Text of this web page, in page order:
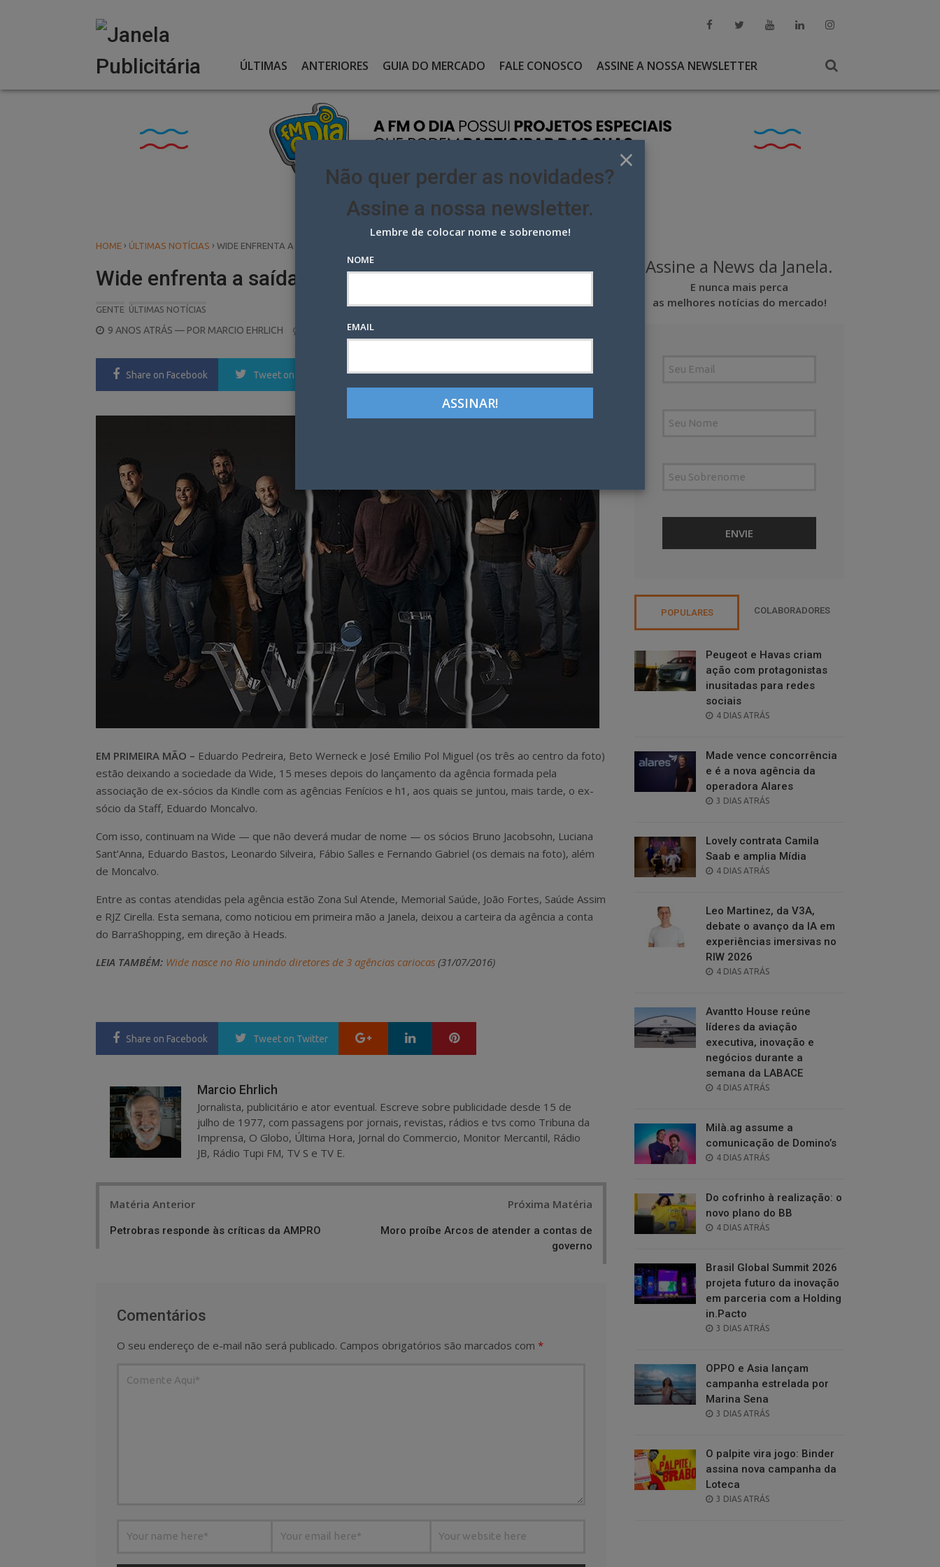
ÚLTIMAS ANTERIORES GUIA DO MERCADO FALE CONOSCO ASSINE A NOSSA NEWSLETTER
HOME › ÚLTIMAS NOTÍCIAS › WIDE ENFRENTA A SAÍDA DE TRÊS SÓCIOS
Wide enfrenta a saída de três sócios
GENTE ÚLTIMAS NOTÍCIAS
POSTED
9 ANOS ATRÁS — POR MARCIO EHRLICH
Share on Facebook Tweet on Twitter Google+ LinkedIn Pinterest
EM PRIMEIRA MÃO – Eduardo Pedreira, Beto Werneck e José Emilio Pol Miguel (os três ao centro da foto)
estão deixando a sociedade da Wide, 15 meses depois do lançamento da agência formada pela
associação de ex-sócios da Kindle com as agências Fenícios e h1, aos quais se juntou, mais tarde, o ex-
sócio da Staff, Eduardo Moncalvo.
Com isso, continuam na Wide — que não deverá mudar de nome — os sócios Bruno Jacobsohn, Luciana
Sant’Anna, Eduardo Bastos, Leonardo Silveira, Fábio Salles e Fernando Gabriel (os demais na foto), além
de Moncalvo.
Entre as contas atendidas pela agência estão Zona Sul Atende, Memorial Saúde, João Fortes, Saúde Assim
e RJZ Cirella. Esta semana, como noticiou em primeira mão a Janela, deixou a carteira da agência a conta
do BarraShopping, em direção à Heads.
LEIA TAMBÉM: Wide nasce no Rio unindo diretores de 3 agências cariocas (31/07/2016)
Share on Facebook Tweet on Twitter Google+ LinkedIn
Marcio Ehrlich
Jornalista, publicitário e ator eventual. Escreve sobre publicidade desde 15 de
julho de 1977, com passagens por jornais, revistas, rádios e tvs como Tribuna da
Imprensa, O Globo, Última Hora, Jornal do Commercio, Monitor Mercantil, Rádio
JB, Rádio Tupi FM, TV S e TV E.
Matéria Anterior
Petrobras responde às críticas da AMPRO
Próxima Matéria
Moro proíbe Arcos de atender a contas de
governo
Comentários
O seu endereço de e-mail não será publicado. Campos obrigatórios são marcados com *
Assine a News da Janela.
E nunca mais perca
as melhores notícias do mercado!
POPULARES COLABORADORES
Peugeot e Havas criam
ação com protagonistas
inusitadas para redes
sociais
POSTED
4 DIAS ATRÁS
Made vence concorrência
e é a nova agência da
operadora Alares
POSTED
3 DIAS ATRÁS
Lovely contrata Camila
Saab e amplia Mídia
POSTED
4 DIAS ATRÁS
Leo Martinez, da V3A,
debate o avanço da IA em
experiências imersivas no
RIW 2026
POSTED
4 DIAS ATRÁS
Avantto House reúne
líderes da aviação
executiva, inovação e
negócios durante a
semana da LABACE
POSTED
4 DIAS ATRÁS
Milà.ag assume a
comunicação de Domino’s
POSTED
4 DIAS ATRÁS
Do cofrinho à realização: o
novo plano do BB
POSTED
4 DIAS ATRÁS
Brasil Global Summit 2026
projeta futuro da inovação
em parceria com a Holding
in.Pacto
POSTED
3 DIAS ATRÁS
OPPO e Asia lançam
campanha estrelada por
Marina Sena
POSTED
3 DIAS ATRÁS
O palpite vira jogo: Binder
assina nova campanha da
Loteca
POSTED
3 DIAS ATRÁS
×
Não quer perder as novidades?
Assine a nossa newsletter.
Lembre de colocar nome e sobrenome!
NOME
EMAIL